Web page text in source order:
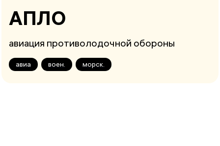
АПЛО
авиация противолодочной обороны
авиа воен. морск.